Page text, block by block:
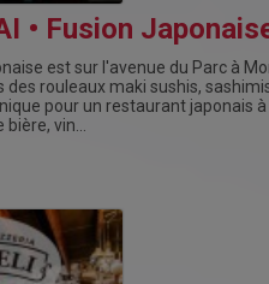
• Fusion
est sur l'avenue du Parc à
des rouleaux maki sushis,
pour un restaurant japonais
vin…